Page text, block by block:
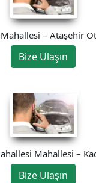
– Ataşehir
Bize Ulaşın
Mahallesi –
Çekici
Bize Ulaşın